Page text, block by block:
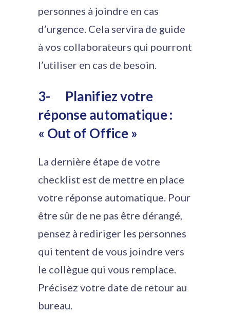
personnes à joindre en cas
d’urgence. Cela servira de guide
à vos collaborateurs qui pourront
l’utiliser en cas de besoin.
3- Planifiez votre
réponse automatique :
« Out of Office »
La dernière étape de votre
checklist est de mettre en place
votre réponse automatique. Pour
être sûr de ne pas être dérangé,
pensez à rediriger les personnes
qui tentent de vous joindre vers
le collègue qui vous remplace.
Précisez votre date de retour au
bureau.